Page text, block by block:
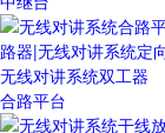
合路平台